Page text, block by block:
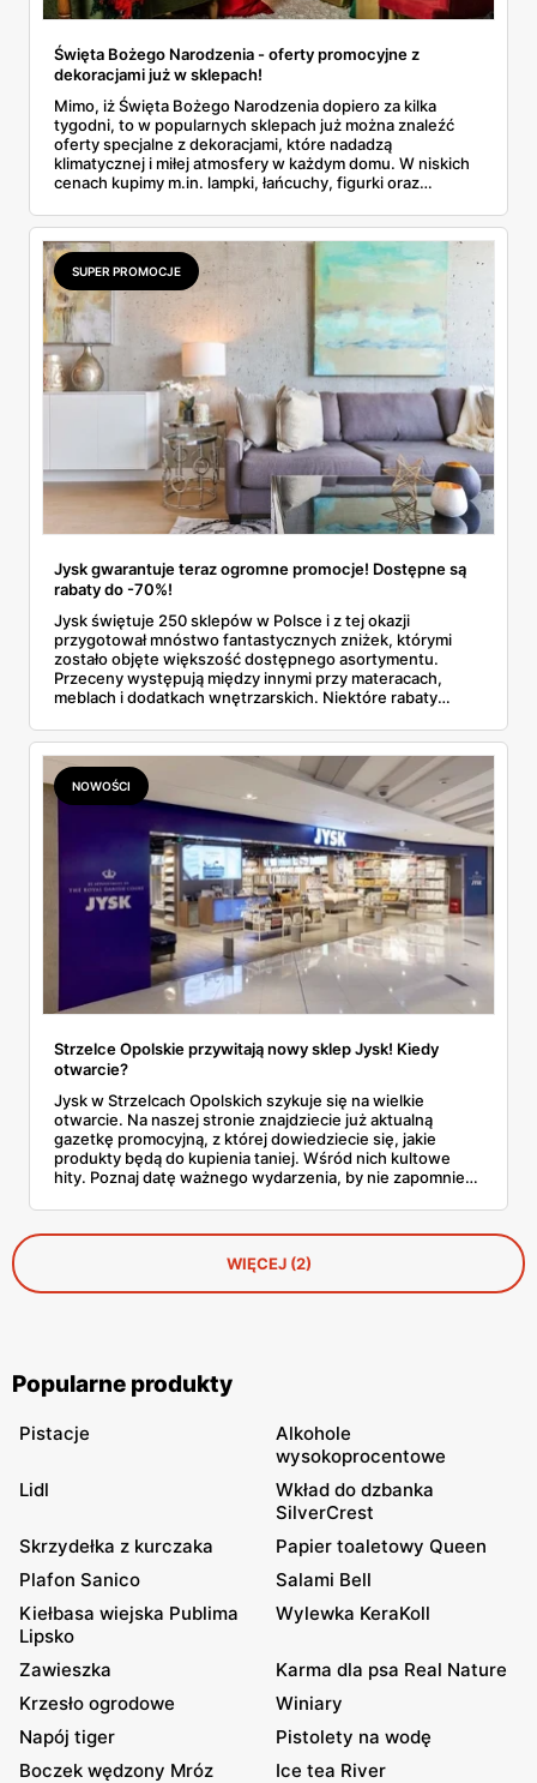
Święta Bożego Narodzenia - oferty promocyjne z
dekoracjami już w sklepach!
Mimo, iż Święta Bożego Narodzenia dopiero za kilka
tygodni, to w popularnych sklepach już można znaleźć
oferty specjalne z dekoracjami, które nadadzą
klimatycznej i miłej atmosfery w każdym domu. W niskich
cenach kupimy m.in. lampki, łańcuchy, figurki oraz
skrzatami. Przekonaj się, jaka sieć proponuje
najciekawsze produkty i promocje!
SUPER PROMOCJE
Jysk gwarantuje teraz ogromne promocje! Dostępne są
rabaty do -70%!
Jysk świętuje 250 sklepów w Polsce i z tej okazji
przygotował mnóstwo fantastycznych zniżek, którymi
zostało objęte większość dostępnego asortymentu.
Przeceny występują między innymi przy materacach,
meblach i dodatkach wnętrzarskich. Niektóre rabaty
gazetką promocyjną od tej sieci i wskazaliśmy kilka
najciekawszych ofert. Sprawdź, co kupisz za niedużą
kwotę!
NOWOŚCI
Strzelce Opolskie przywitają nowy sklep Jysk! Kiedy
otwarcie?
Jysk w Strzelcach Opolskich szykuje się na wielkie
otwarcie. Na naszej stronie znajdziecie już aktualną
gazetkę promocyjną, z której dowiedziecie się, jakie
produkty będą do kupienia taniej. Wśród nich kultowe
hity. Poznaj datę ważnego wydarzenia, by nie zapomnieć
WIĘCEJ (2)
Popularne produkty
Pistacje
Alkohole
wysokoprocentowe
Lidl
Wkład do dzbanka
SilverCrest
Skrzydełka z kurczaka
Papier toaletowy Queen
Plafon Sanico
Salami Bell
Kiełbasa wiejska Publima
Lipsko
Wylewka KeraKoll
Zawieszka
Karma dla psa Real Nature
Krzesło ogrodowe
Winiary
Napój tiger
Pistolety na wodę
Boczek wędzony Mróz
Ice tea River